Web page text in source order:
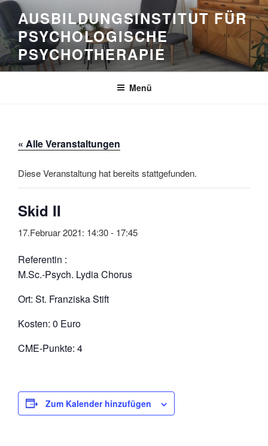
Zum
Inhalt
springen
AUSBILDUNGSINSTITUT FÜR
PSYCHOLOGISCHE
PSYCHOTHERAPIE
Menü
« Alle Veranstaltungen
Diese Veranstaltung hat bereits stattgefunden.
Skid II
17.Februar 2021: 14:30- 17:45
Referentin :
M.Sc.-Psych. Lydia Chorus
Ort: St. Franziska Stift
Kosten: 0 Euro
CME-Punkte: 4
Zum Kalender hinzufügen